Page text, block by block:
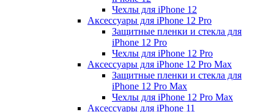
Чехлы для iPhone 12
Аксессуары для iPhone 12 Pro
Защитные пленки и стекла для
iPhone 12 Pro
Чехлы для iPhone 12 Pro
Аксессуары для iPhone 12 Pro Max
Защитные пленки и стекла для
iPhone 12 Pro Max
Чехлы для iPhone 12 Pro Max
Аксессуары для iPhone 11